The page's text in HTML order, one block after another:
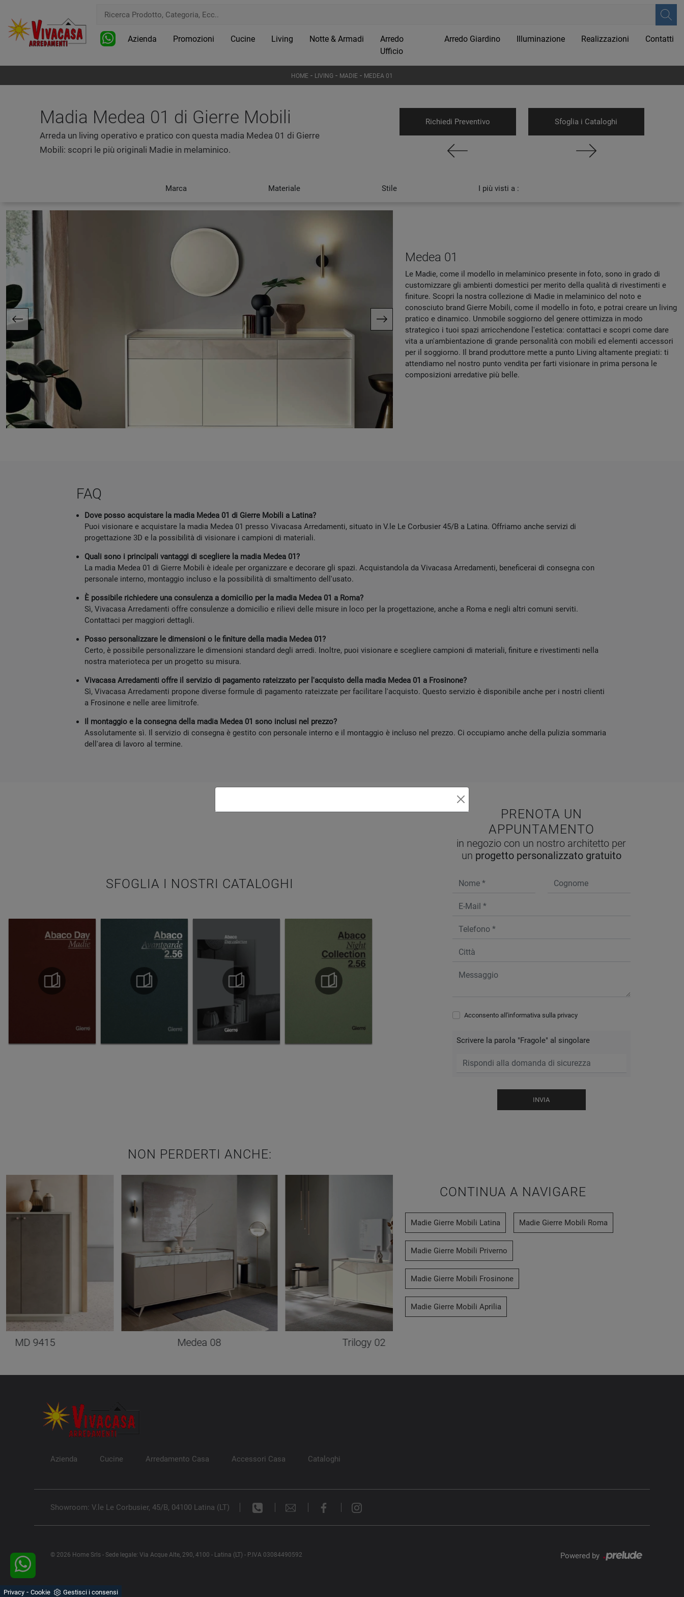
Azienda Promozioni Cucine Living Notte & Armadi
Arredo
Ufficio
Arredo Giardino Illuminazione Realizzazioni Contatti
HOME - LIVING - MADIE - MEDEA 01
Madia Medea 01 di Gierre Mobili
Arreda un living operativo e pratico con questa madia Medea 01 di Gierre
Mobili: scopri le più originali Madie in melaminico.
Richiedi Preventivo Sfoglia i Cataloghi
Marca Materiale Stile I più visti a :
Medea 01
Le Madie, come il modello in melaminico presente in foto, sono in grado di
customizzare gli ambienti domestici per merito della qualità di rivestimenti e
finiture. Scopri la nostra collezione di Madie in melaminico del noto e
conosciuto brand Gierre Mobili, come il modello in foto, e potrai creare un living
pratico e dinamico. Unmobile soggiorno del genere ottimizza in modo
strategico i tuoi spazi arricchendone l'estetica: contattaci e scopri come dare
vita a un'ambientazione di grande personalità con mobili ed elementi accessori
per il soggiorno. Il brand produttore mette a punto Living altamente pregiati: ti
attendiamo nel nostro punto vendita per farti visionare in prima persona le
composizioni arredative più belle.
FAQ
Dove posso acquistare la madia Medea 01 di Gierre Mobili a Latina?
Puoi visionare e acquistare la madia Medea 01 presso Vivacasa Arredamenti, situato in V.le Le Corbusier 45/B a Latina. Offriamo anche servizi di
progettazione 3D e la possibilità di visionare i campioni di materiali.
Quali sono i principali vantaggi di scegliere la madia Medea 01?
La madia Medea 01 di Gierre Mobili è ideale per organizzare e decorare gli spazi. Acquistandola da Vivacasa Arredamenti, beneficerai di consegna con
personale interno, montaggio incluso e la possibilità di smaltimento dell'usato.
È possibile richiedere una consulenza a domicilio per la madia Medea 01 a Roma?
Sì, Vivacasa Arredamenti offre consulenze a domicilio e rilievi delle misure in loco per la progettazione, anche a Roma e negli altri comuni serviti.
Contattaci per maggiori dettagli.
Posso personalizzare le dimensioni o le finiture della madia Medea 01?
Certo, è possibile personalizzare le dimensioni standard degli arredi. Inoltre, puoi visionare e scegliere campioni di materiali, finiture e rivestimenti nella
nostra materioteca per un progetto su misura.
Vivacasa Arredamenti offre il servizio di pagamento rateizzato per l'acquisto della madia Medea 01 a Frosinone?
Sì, Vivacasa Arredamenti propone diverse formule di pagamento rateizzate per facilitare l'acquisto. Questo servizio è disponibile anche per i nostri clienti
a Frosinone e nelle aree limitrofe.
Il montaggio e la consegna della madia Medea 01 sono inclusi nel prezzo?
Assolutamente sì. Il servizio di consegna è gestito con personale interno e il montaggio è incluso nel prezzo. Ci occupiamo anche della pulizia sommaria
dell'area di lavoro al termine.
SFOGLIA I NOSTRI CATALOGHI
PRENOTA UN
APPUNTAMENTO
in negozio con un nostro architetto per
un progetto personalizzato gratuito
Acconsento all'informativa sulla privacy
Scrivere la parola "Fragole" al singolare
INVIA
NON PERDERTI ANCHE:
MD 9415 Medea 08 Trilogy 02
CONTINUA A NAVIGARE
Madie Gierre Mobili Latina Madie Gierre Mobili Roma
Madie Gierre Mobili Priverno
Madie Gierre Mobili Frosinone
Madie Gierre Mobili Aprilia
Azienda Cucine Arredamento Casa Accessori Casa Cataloghi
Showroom: V.le Le Corbusier, 45/B, 04100 Latina (LT)
© 2026 Home Srls - Sede legale: Via Acque Alte, 290, 4100 - Latina (LT) - P.IVA 03084490592 Powered by
Privacy - Cookie Gestisci i consensi